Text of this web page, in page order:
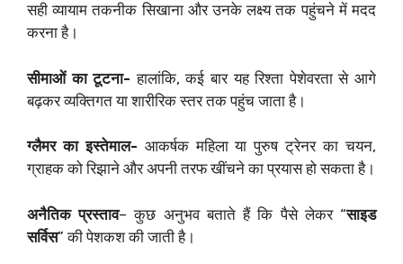
सही व्यायाम तकनीक सिखाना और उनके लक्ष्य तक पहुंचने में मदद
करना है।
सीमाओं का टूटना- हालांकि, कई बार यह रिश्ता पेशेवरता से आगे
बढ़कर व्यक्तिगत या शारीरिक स्तर तक पहुंच जाता है।
ग्लैमर का इस्तेमाल- आकर्षक महिला या पुरुष ट्रेनर का चयन,
ग्राहक को रिझाने और अपनी तरफ खींचने का प्रयास हो सकता है।
अनैतिक प्रस्ताव– कुछ अनुभव बताते हैं कि पैसे लेकर “साइड
सर्विस” की पेशकश की जाती है।